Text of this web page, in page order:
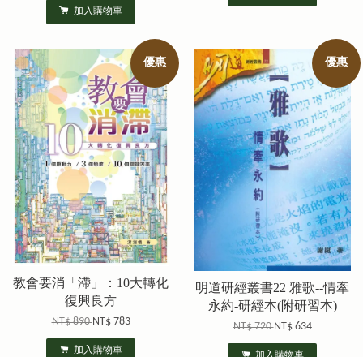
加入購物車
優惠
教會要消「滯」：10大轉化
復興良方
NT$ 890NT$ 783
加入購物車
優惠
明道研經叢書22 雅歌--情牽
永約-研經本(附研習本)
NT$ 720NT$ 634